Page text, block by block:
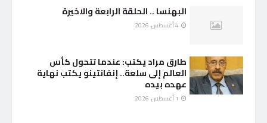
البهنسا .. الحلقة الرابعة والاخيرة
طارق مراد يكتب: عندما تتحول كأس
العالم إلى سلعة.. إنفانتينو يكتب نهاية
عهده بيده